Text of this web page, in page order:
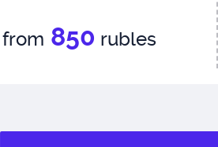
from 850 rubles